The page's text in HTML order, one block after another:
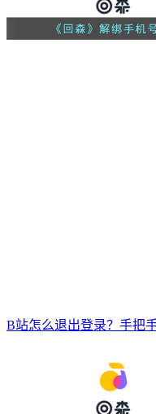
B站怎么退出登录？手把